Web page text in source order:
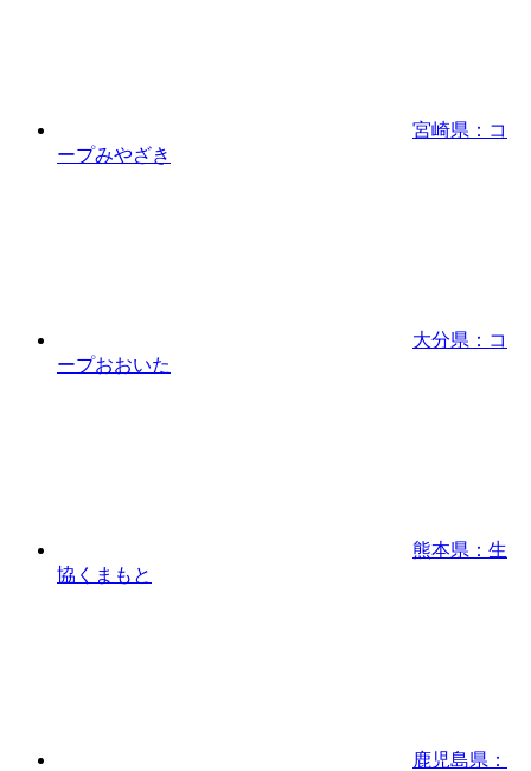
宮崎県：コ
ープみやざき
大分県：コ
ープおおいた
熊本県：生
協くまもと
鹿児島県：